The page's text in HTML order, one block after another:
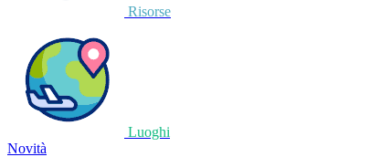
Risorse
Luoghi
Novità